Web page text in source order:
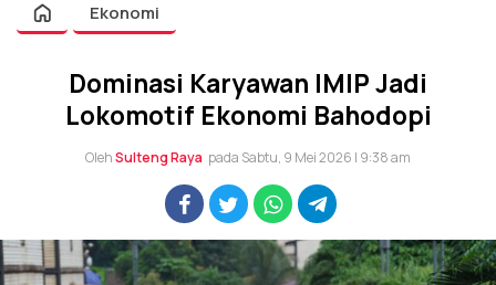
Ekonomi
Dominasi Karyawan IMIP Jadi
Lokomotif Ekonomi Bahodopi
OlehSulteng Raya pada Sabtu, 9 Mei 2026 | 9:38 am